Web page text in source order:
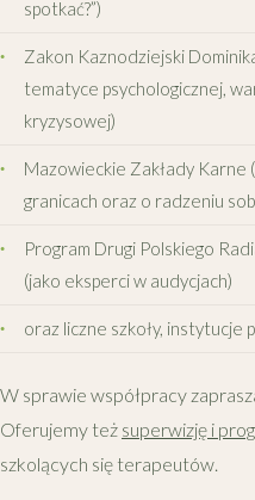
spotkać?”)
Zakon Kaznodziejski
tematyce psychologicznej,
kryzysowej)
Mazowieckie Zakłady
granicach oraz o radzeniu
Program Drugi Polskiego
(jako eksperci w audycjach)
oraz liczne szkoły, instytucje
W sprawie współpracy
Oferujemy też superwizję i
szkolących się terapeutów.